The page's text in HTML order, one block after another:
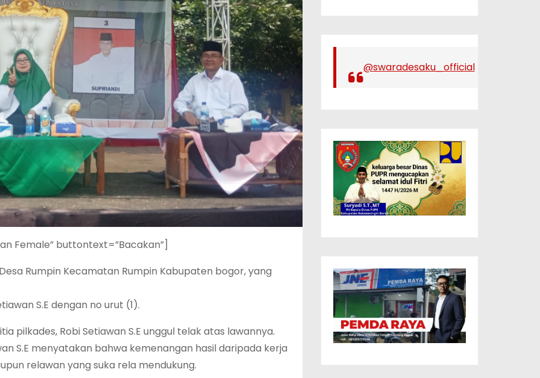
Female” buttontext=”Bacakan”]
Rumpin Kecamatan Rumpin Kabupaten bogor, yang
S.E dengan no urut (1).
pilkades, Robi Setiawan S.E unggul telak atas lawannya.
S.E menyatakan bahwa kemenangan hasil daripada kerja
relawan yang suka rela mendukung.
@swaradesaku_official